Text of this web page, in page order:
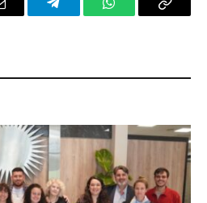
TelegramWhatsAppCopy